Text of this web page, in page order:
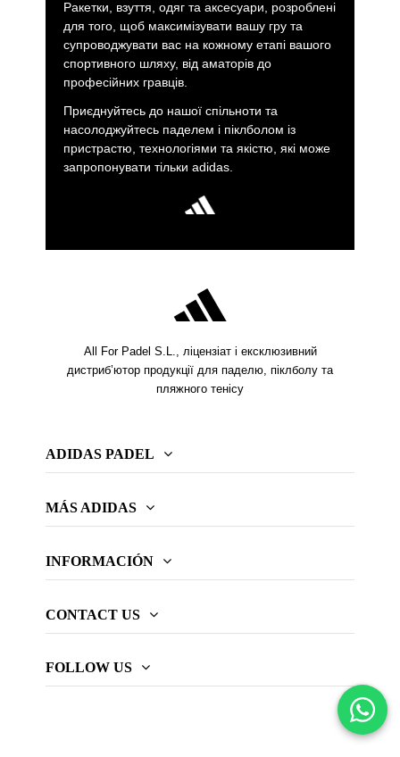
Ракетки, взуття, одяг та аксесуари, розроблені
для того, щоб максимізувати вашу гру та
супроводжувати вас на кожному етапі вашого
спортивного шляху, від аматорів до
професійних гравців.
Приєднуйтесь до нашої спільноти та
насолоджуйтесь паделем і піклболом із
пристрастю, технологіями та якістю, які може
запропонувати тільки adidas.
All For Padel S.L., ліцензіат і ексклюзивний
дистриб’ютор продукції для паделю, піклболу та
пляжного тенісу
ADIDAS PADEL
MÁS ADIDAS
INFORMACIÓN
CONTACT US
FOLLOW US